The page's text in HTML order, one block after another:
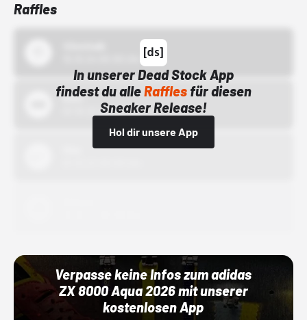
Raffles
In unserer Dead Stock App
findest du alleRafflesfür diesen
Sneaker Release!
Hol dir unsere App
Bstn
01.10.22 00:00 Uhr
Verpasse keine Infos zum adidas
ZX 8000 Aqua 2026 mit unserer
kostenlosen App